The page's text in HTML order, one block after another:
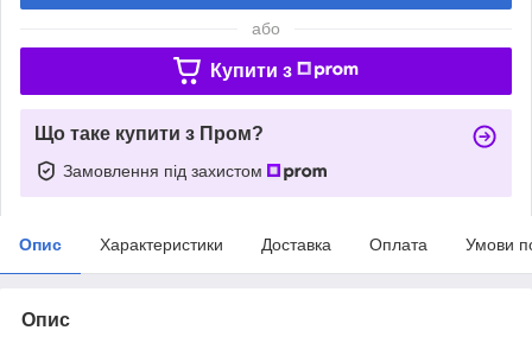
або
Купити з
Що таке купити з Пром?
Замовлення під захистом
Опис Характеристики Доставка Оплата Умови
Опис